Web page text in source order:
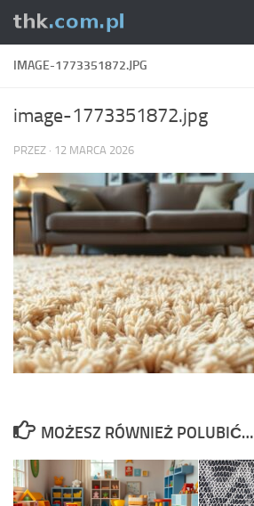
Skip to content
IMAGE-1773351872.JPG
image-1773351872.jpg
PRZEZ · 12 MARCA 2026
MOŻESZ RÓWNIEŻ POLUBIĆ…